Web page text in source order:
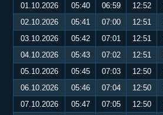
01.10.2026
05:40 06:59 12:52
02.10.2026
05:41 07:00 12:51
03.10.2026
05:42 07:01 12:51
04.10.2026
05:43 07:02 12:51
05.10.2026
05:45 07:03 12:50
06.10.2026
05:46 07:04 12:50
07.10.2026
05:47 07:05 12:50